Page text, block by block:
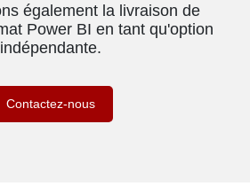
également la livraison de
Power BI en tant qu'option
indépendante.
Contactez-nous